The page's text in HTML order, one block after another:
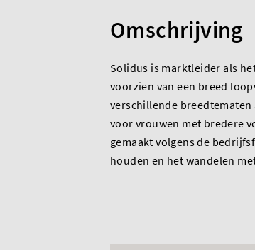
Omschrijving
Solidus is marktleider als
voorzien van een breed
verschillende
voor vrouwen met bredere
gemaakt volgens de
houden en het wandelen